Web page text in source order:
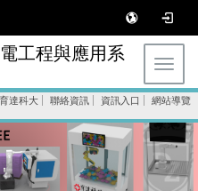
工程與應用系
育達科大 聯絡資訊 資訊入口 網站導覽